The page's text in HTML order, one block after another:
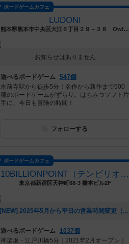
ボードゲームカフェ
LUDONI
熊本県熊本市中央区大江６丁目２９－２８ Owl大江１０２
お知らせはありません
遊べるボードゲーム 547個
水前寺駅から徒歩5分！名作から新作まで500
種のボードゲームがずらり。はちみつソフト片
手に、今日も冒険の時間！
フォローする
ボードゲームカフェ
10BILLIONPOINT（テンビリオンポイント）
東京都新宿区天神町68-3 橋本ビル2F
[NEW] 2025年5月から平日の営業時間変更（19時からになります）（2025年06月20日 16時25分）
遊べるボードゲーム
1037個
神楽坂・江戸川橋5分｜2021年2月オープン｜